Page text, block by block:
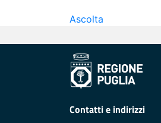
Ascolta
Contatti e indirizzi